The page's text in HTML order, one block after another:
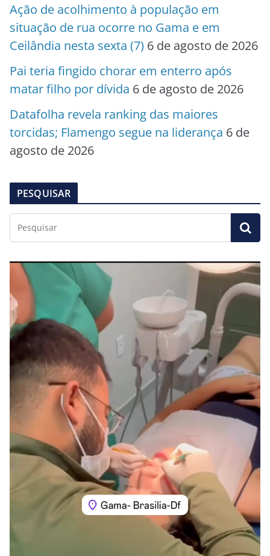
Ação de acolhimento à população em
situação de rua ocorre no Gama e em
Ceilândia nesta sexta (7) 6 de agosto de 2026
Pai teria fingido chorar em enterro após
matar filho por dívida 6 de agosto de 2026
Datafolha revela ranking das maiores
torcidas; Flamengo segue na liderança 6 de
agosto de 2026
PESQUISAR